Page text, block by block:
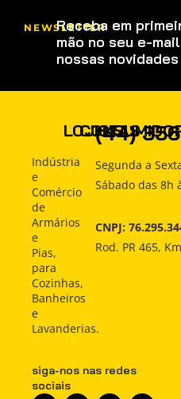
NEWSLETTER
Receba em
mão no seu e-mail
nossas novidades
Indústria
e
Comércio
de
Armários
e
Pias,
para
Cozinhas,
Banheiros
e
Lavanderias.
LOJISTAS
Produtos
Como
Indústria
Notícias
Produtos
Como
Indústria
Notícias
PRODUTOS
COMO
COMPRAR
(44)
Segunda a
Sábado das 8h
CNPJ:
Rod. PR 465,
siga-nos nas redes
sociais